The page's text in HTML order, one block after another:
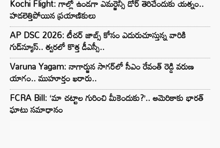
Kochi Flight: గాల్లో ఉండగా ఎమర్జెన్సీ డోర్ తెరిచేందుకు యత్నం..
హడలెత్తిపోయిన ప్రయాణికులు
AP DSC 2026: టీచర్ జాబ్స్ కోసం ఎదురుచూస్తున్న వారికి
గుడ్‌న్యూస్.. త్వరలో కొత్త డీఎస్సీ..
Varuna Yagam: నాగార్జున సాగ‌ర్‌లో సీఎం రేవంత్ రెడ్డి వరుణ
యాగం.. ముహూర్తం ఖరారు..
FCRA Bill: ‘మా చట్టాల గురించి మీకెందుకు?’.. అమెరికాకు భారత్
ఘాటు సమాధానం